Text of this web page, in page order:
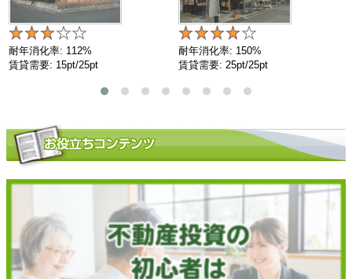
耐年消化率: 112%
賃貸需要: 15pt/25pt
耐年消化率: 150%
賃貸需要: 25pt/25pt